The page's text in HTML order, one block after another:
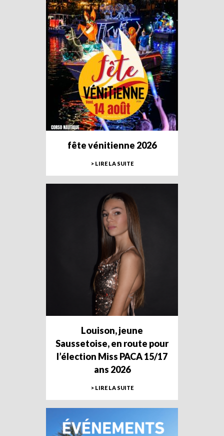
fête vénitienne 2026
> LIRE LA SUITE
Louison, jeune
Saussetoise, en route pour
l’élection Miss PACA 15/17
ans 2026
> LIRE LA SUITE